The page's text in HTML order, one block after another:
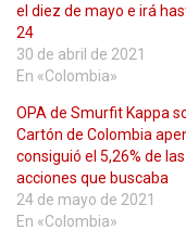
el diez de mayo e irá
24
30 de abril de 2021
En «Colombia»
OPA de Smurfit Kappa
Cartón de Colombia
consiguió el 5,26% de las
acciones que buscaba
24 de mayo de 2021
En «Colombia»